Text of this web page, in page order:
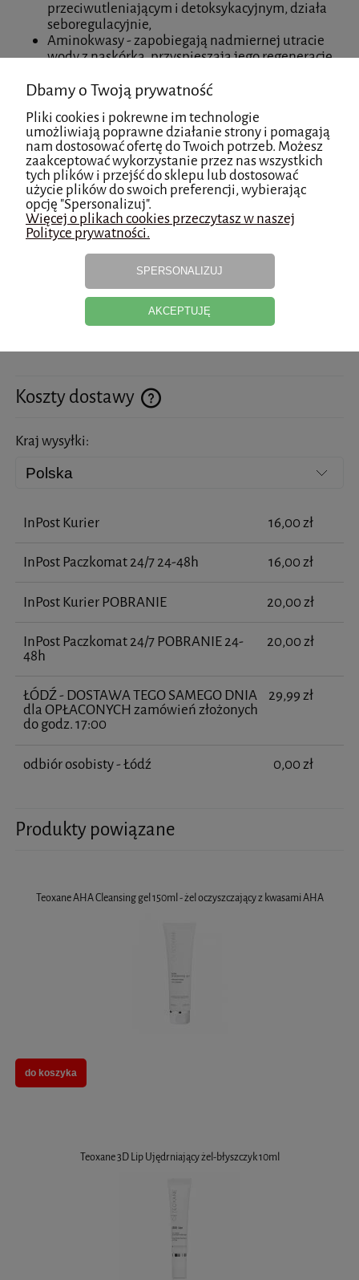
przeciwutleniającym i detoksykacyjnym, działa
seboregulacyjnie,
Aminokwasy - zapobiegają nadmiernej utracie
wody z naskórka, przyspieszają jego regenerację
komórek. Dodatkowo wspierają naturalną barierę
obronną skóry (chroniąc ją przed szkodliwym
działaniem czynników zewnętrznych) oraz
aktywują produkcję kolagenu.
Sposób użycia:
Preparat aplikować na skórę wokół oczu przy użyciu
końcówki masującej. Stosować 2 razy dziennie - rano i
wieczorem.
Opakowanie:
Koszty dostawy
Cena nie zawiera ewentualnych kosztów płatności
Kraj wysyłki:
InPost Kurier 16,00 zł
InPost Paczkomat 24/7 24-48h 16,00 zł
InPost Kurier POBRANIE 20,00 zł
InPost Paczkomat 24/7 POBRANIE 24-
48h
20,00 zł
ŁÓDŹ - DOSTAWA TEGO SAMEGO DNIA
dla OPŁACONYCH zamówień złożonych
do godz. 17:00
29,99 zł
odbiór osobisty - Łódź 0,00 zł
Produkty powiązane
Teoxane AHA Cleansing gel 150ml - żel oczyszczający z kwasami AHA
do koszyka
Teoxane 3D Lip Ujędrniający żel-błyszczyk 10ml
Dbamy o Twoją prywatność
Pliki cookies i pokrewne im technologie
umożliwiają poprawne działanie strony i pomagają
nam dostosować ofertę do Twoich potrzeb. Możesz
zaakceptować wykorzystanie przez nas wszystkich
tych plików i przejść do sklepu lub dostosować
użycie plików do swoich preferencji, wybierając
opcję "Spersonalizuj".
Więcej o plikach cookies przeczytasz w naszej
Polityce prywatności.
SPERSONALIZUJ
AKCEPTUJĘ